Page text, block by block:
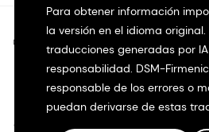
Para obtener información
la versión en el idioma original.
traducciones generadas por
responsabilidad. DSM-
responsable de los errores o
puedan derivarse de estas
©2026 dsm-firmenich. Todos los
Protección de datos
Condiciones de uso